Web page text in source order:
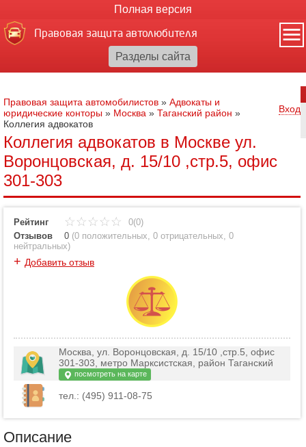
Полная версия
Правовая защита автолюбителя
Правовая защита автомобилистов » Адвокаты и
юридические конторы » Москва » Таганский район »
Коллегия адвокатов
Вход
Коллегия адвокатов в Москве ул.
Воронцовская, д. 15/10 ,стр.5, офис
301-303
Рейтинг
0(0)
Отзывов
0 (0 положительных, 0 отрицательных, 0
нейтральных)
+ Добавить отзыв
Москва, ул. Воронцовская, д. 15/10 ,стр.5, офис
301-303, метро Марксистская, район Таганский
посмотреть на карте
тел.: (495) 911-08-75
Описание